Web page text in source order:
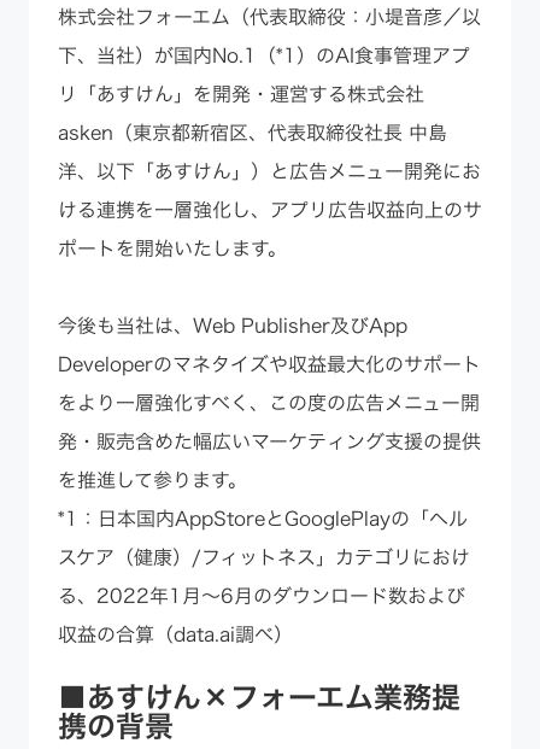
株式会社フォーエム（代表取締役：小堤音彦／以
下、当社）が国内No.1（*1）のAI食事管理アプ
リ「あすけん」を開発・運営する株式会社
asken（東京都新宿区、代表取締役社長 中島
洋、以下「あすけん」）と広告メニュー開発にお
ける連携を一層強化し、アプリ広告収益向上のサ
ポートを開始いたします。
今後も当社は、Web Publisher及びApp
Developerのマネタイズや収益最大化のサポート
をより一層強化すべく、この度の広告メニュー開
発・販売含めた幅広いマーケティング支援の提供
を推進して参ります。
*1：日本国内AppStoreとGooglePlayの「ヘル
スケア（健康）/フィットネス」カテゴリにおけ
る、2022年1月～6月のダウンロード数および
収益の合算（data.ai調べ）
■あすけん×フォーエム業務提
携の背景